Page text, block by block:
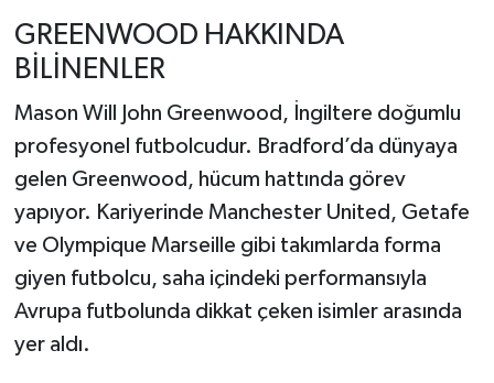
GREENWOOD HAKKINDA
BİLİNENLER
Mason Will John Greenwood, İngiltere doğumlu
profesyonel futbolcudur. Bradford’da dünyaya
gelen Greenwood, hücum hattında görev
yapıyor. Kariyerinde Manchester United, Getafe
ve Olympique Marseille gibi takımlarda forma
giyen futbolcu, saha içindeki performansıyla
Avrupa futbolunda dikkat çeken isimler arasında
yer aldı.